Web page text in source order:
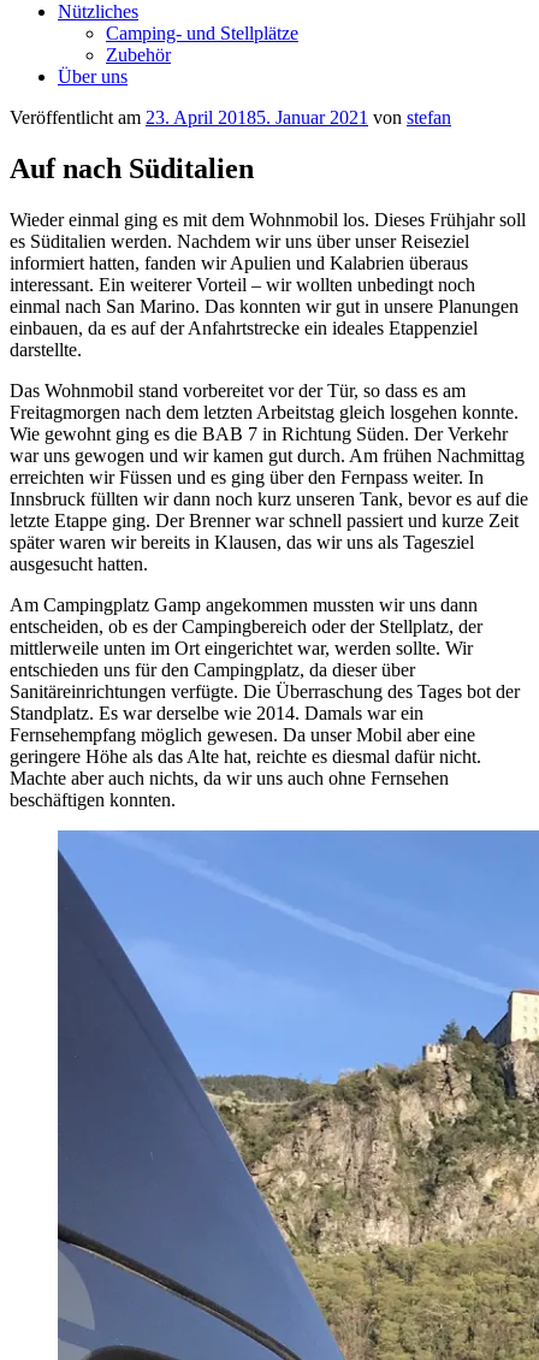
Nützliches
Camping- und Stellplätze
Zubehör
Über uns
Veröffentlicht am 23. April 20185. Januar 2021 von stefan
Auf nach Süditalien
Wieder einmal ging es mit dem Wohnmobil los. Dieses Frühjahr soll
es Süditalien werden. Nachdem wir uns über unser Reiseziel
informiert hatten, fanden wir Apulien und Kalabrien überaus
interessant. Ein weiterer Vorteil – wir wollten unbedingt noch
einmal nach San Marino. Das konnten wir gut in unsere Planungen
einbauen, da es auf der Anfahrtstrecke ein ideales Etappenziel
darstellte.
Das Wohnmobil stand vorbereitet vor der Tür, so dass es am
Freitagmorgen nach dem letzten Arbeitstag gleich losgehen konnte.
Wie gewohnt ging es die BAB 7 in Richtung Süden. Der Verkehr
war uns gewogen und wir kamen gut durch. Am frühen Nachmittag
erreichten wir Füssen und es ging über den Fernpass weiter. In
Innsbruck füllten wir dann noch kurz unseren Tank, bevor es auf die
letzte Etappe ging. Der Brenner war schnell passiert und kurze Zeit
später waren wir bereits in Klausen, das wir uns als Tagesziel
ausgesucht hatten.
Am Campingplatz Gamp angekommen mussten wir uns dann
entscheiden, ob es der Campingbereich oder der Stellplatz, der
mittlerweile unten im Ort eingerichtet war, werden sollte. Wir
entschieden uns für den Campingplatz, da dieser über
Sanitäreinrichtungen verfügte. Die Überraschung des Tages bot der
Standplatz. Es war derselbe wie 2014. Damals war ein
Fernsehempfang möglich gewesen. Da unser Mobil aber eine
geringere Höhe als das Alte hat, reichte es diesmal dafür nicht.
Machte aber auch nichts, da wir uns auch ohne Fernsehen
beschäftigen konnten.